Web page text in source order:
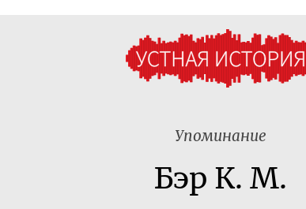
Упоминание
Бэр К. М.